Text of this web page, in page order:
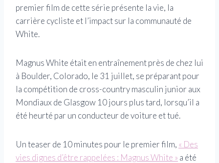
premier film de cette série présente la vie, la
carrière cycliste et l’impact sur la communauté de
White.
Magnus White était en entraînement près de chez lui
à Boulder, Colorado, le 31 juillet, se préparant pour
la compétition de cross-country masculin junior aux
Mondiaux de Glasgow 10 jours plus tard, lorsqu’il a
été heurté par un conducteur de voiture et tué.
Un teaser de 10 minutes pour le premier film, « Des
vies dignes d’être rappelées : Magnus White » a été